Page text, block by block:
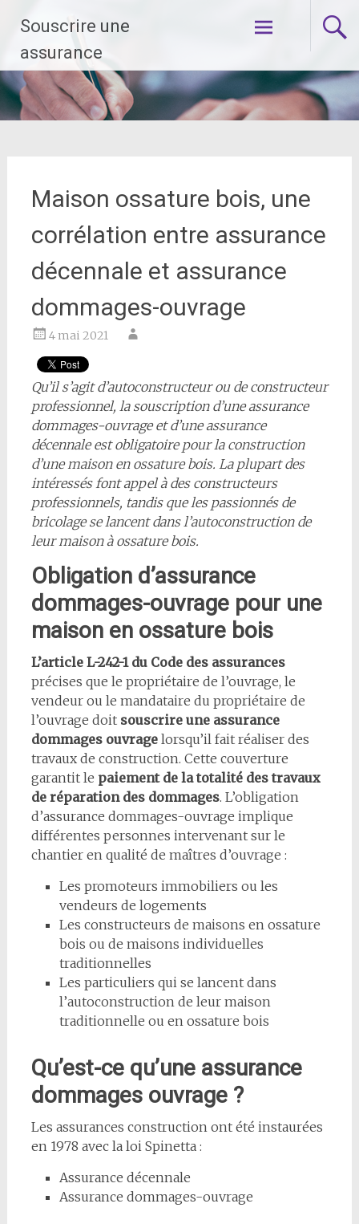
contenu
principal
Souscrire une
assurance
Maison ossature bois, une
corrélation entre assurance
décennale et assurance
dommages-ouvrage
4 mai 2021
Qu’il s’agit d’autoconstructeur ou de constructeur
professionnel, la souscription d’une assurance
dommages-ouvrage et d’une assurance
décennale est obligatoire pour la construction
d’une maison en ossature bois. La plupart des
intéressés font appel à des constructeurs
professionnels, tandis que les passionnés de
bricolage se lancent dans l’autoconstruction de
leur maison à ossature bois.
Obligation d’assurance
dommages-ouvrage pour une
maison en ossature bois
L’article L-242-1 du Code des assurances
précises que le propriétaire de l’ouvrage, le
vendeur ou le mandataire du propriétaire de
l’ouvrage doit souscrire une assurance
dommages ouvragelorsqu’il fait réaliser des
travaux de construction. Cette couverture
garantit le paiement de la totalité des travaux
de réparation des dommages. L’obligation
d’assurance dommages-ouvrage implique
différentes personnes intervenant sur le
chantier en qualité de maîtres d’ouvrage :
Les promoteurs immobiliers ou les
vendeurs de logements
Les constructeurs de maisons en ossature
bois ou de maisons individuelles
traditionnelles
Les particuliers qui se lancent dans
l’autoconstruction de leur maison
traditionnelle ou en ossature bois
Qu’est-ce qu’une assurance
dommages ouvrage ?
Les assurances construction ont été instaurées
en 1978 avec la loi Spinetta :
Assurance décennale
Assurance dommages-ouvrage